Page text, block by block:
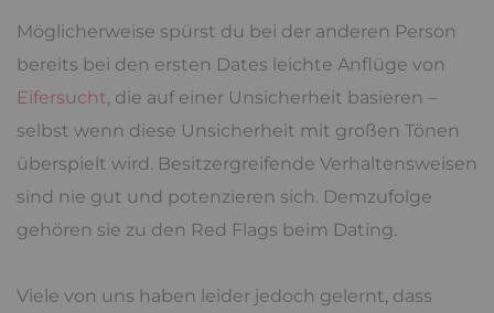
Möglicherweise spürst du bei der anderen Person
bereits bei den ersten Dates leichte Anflüge von
Eifersucht, die auf einer Unsicherheit basieren –
selbst wenn diese Unsicherheit mit großen Tönen
überspielt wird. Besitzergreifende Verhaltensweisen
sind nie gut und potenzieren sich. Demzufolge
gehören sie zu den Red Flags beim Dating.
Viele von uns haben leider jedoch gelernt, dass